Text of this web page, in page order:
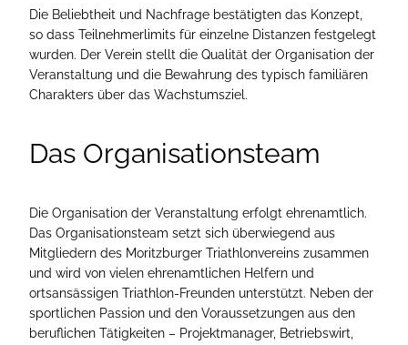
Die Beliebtheit und Nachfrage bestätigten das Konzept,
so dass Teilnehmerlimits für einzelne Distanzen festgelegt
wurden. Der Verein stellt die Qualität der Organisation der
Veranstaltung und die Bewahrung des typisch familiären
Charakters über das Wachstumsziel.
Das Organisationsteam
Die Organisation der Veranstaltung erfolgt ehrenamtlich.
Das Organisationsteam setzt sich überwiegend aus
Mitgliedern des Moritzburger Triathlonvereins zusammen
und wird von vielen ehrenamtlichen Helfern und
ortsansässigen Triathlon-Freunden unterstützt. Neben der
sportlichen Passion und den Voraussetzungen aus den
beruflichen Tätigkeiten – Projektmanager, Betriebswirt,